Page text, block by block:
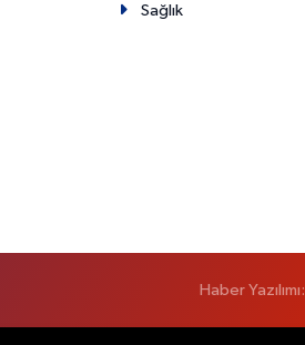
Sağlık
Haber Yazılımı: